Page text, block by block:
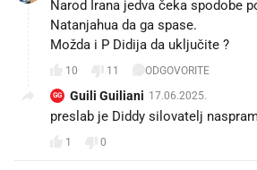
Narod Irana jedva čeka spodobe
Natanjahua da ga spase.
Možda i P Didija da uključite ?
10 11 ODGOVORITE
GG Guili Guiliani 17.06.2025.
preslab je Diddy silovatelj
1 0